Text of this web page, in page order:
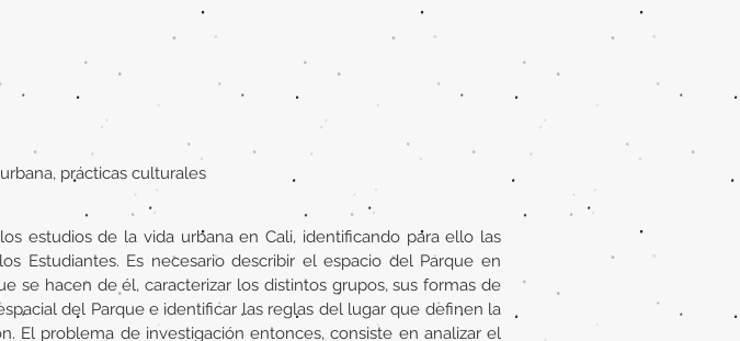
prácticas culturales
estudios de la vida urbana en Cali, identificando para ello las
Estudiantes. Es necesario describir el espacio del Parque en
se hacen de él, caracterizar los distintos grupos, sus formas de
del Parque e identificar las reglas del lugar que definen la
El problema de investigación entonces, consiste en analizar el